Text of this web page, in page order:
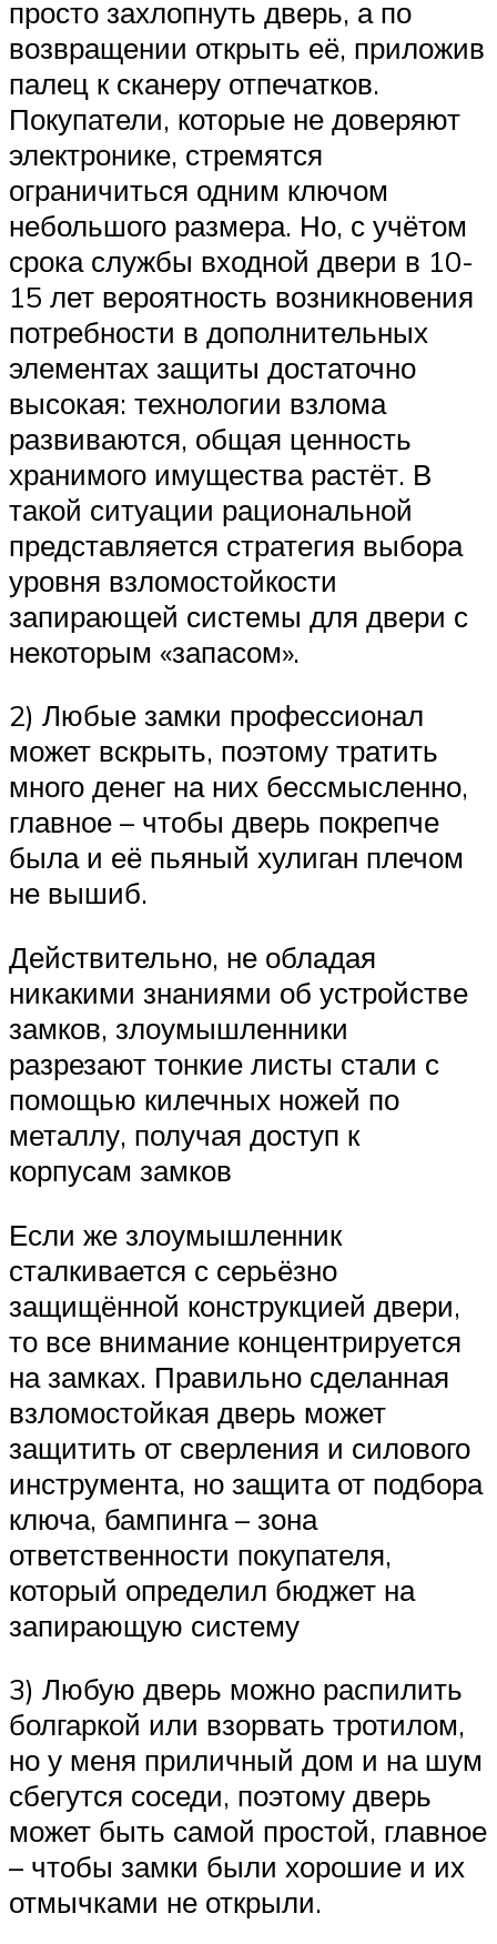
просто захлопнуть дверь, а по
возвращении открыть её, приложив
палец к сканеру отпечатков.
Покупатели, которые не доверяют
электронике, стремятся
ограничиться одним ключом
небольшого размера. Но, с учётом
срока службы входной двери в 10-
15 лет вероятность возникновения
потребности в дополнительных
элементах защиты достаточно
высокая: технологии взлома
развиваются, общая ценность
хранимого имущества растёт. В
такой ситуации рациональной
представляется стратегия выбора
уровня взломостойкости
запирающей системы для двери с
некоторым «запасом».
2) Любые замки профессионал
может вскрыть, поэтому тратить
много денег на них бессмысленно,
главное – чтобы дверь покрепче
была и её пьяный хулиган плечом
не вышиб.
Действительно, не обладая
никакими знаниями об устройстве
замков, злоумышленники
разрезают тонкие листы стали с
помощью килечных ножей по
металлу, получая доступ к
корпусам замков
Если же злоумышленник
сталкивается с серьёзно
защищённой конструкцией двери,
то все внимание концентрируется
на замках. Правильно сделанная
взломостойкая дверь может
защитить от сверления и силового
инструмента, но защита от подбора
ключа, бампинга – зона
ответственности покупателя,
который определил бюджет на
запирающую систему
3) Любую дверь можно распилить
болгаркой или взорвать тротилом,
но у меня приличный дом и на шум
сбегутся соседи, поэтому дверь
может быть самой простой, главное
– чтобы замки были хорошие и их
отмычками не открыли.